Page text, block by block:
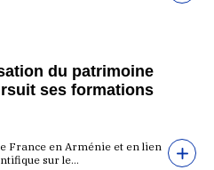
du patrimoine
ses formations
France en Arménie et en lien
sur le…